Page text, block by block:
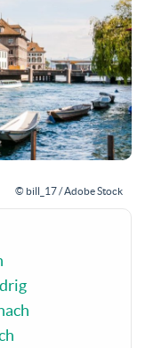
© bill_17 / Adobe Stock